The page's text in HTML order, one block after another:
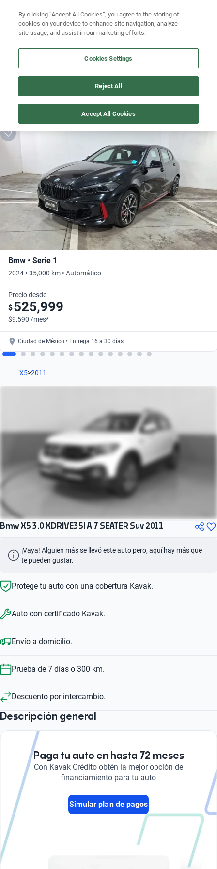
Ubicación
Busca por versión
Busca por versión
disponibles de Bmw!
Bmw • Serie 1
2024 • 35,000 km • Automático
Precio desde
$525,999
$9,590 /mes*
Ciudad de México • Entrega 16 a 30 días
X5>2011
Bmw X5 3.0 XDRIVE35I A 7 SEATER Suv 2011
¡Vaya! Alguien más se llevó este auto pero, aquí hay más que
te pueden gustar.
Protege tu auto con una cobertura Kavak.
Auto con certificado Kavak.
Envío a domicilio.
Prueba de 7 días o 300 km.
Descuento por intercambio.
Descripción general
Paga tu auto en hasta 72 meses
Con Kavak Crédito obtén la mejor opción de
financiamiento para tu auto
Simular plan de pagos
By clicking “Accept All Cookies”, you agree to the storing of
cookies on your device to enhance site navigation, analyze
site usage, and assist in our marketing efforts.
Cookies Settings
Reject All
Accept All Cookies